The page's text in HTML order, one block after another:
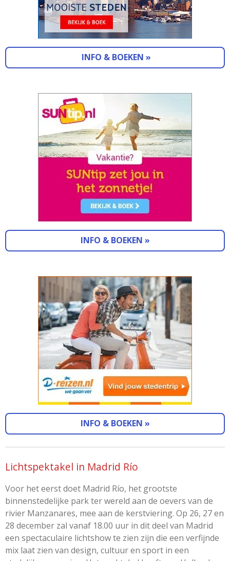
INFO & BOEKEN »
INFO & BOEKEN »
INFO & BOEKEN »
Lichtspektakel in Madrid Río
Voor het eerst doet Madrid Río, het grootste
binnenstedelijke park ter wereld aan de oevers van de
rivier Manzanares, mee aan de kerstviering. Op 26, 27 en
28 december zal vanaf 18.00 uur in dit deel van Madrid
een spectaculaire lichtshow te zien zijn die een verfijnde
mix laat zien van design, cultuur en sport in een